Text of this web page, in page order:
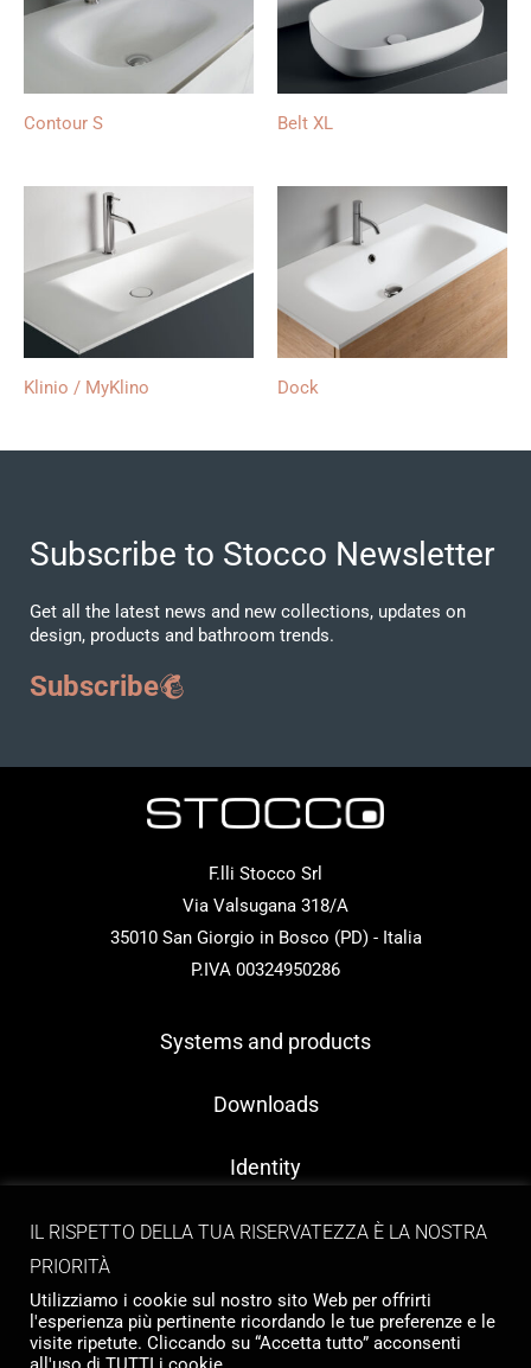
Contour S Belt XL
Klinio / MyKlino Dock
Subscribe to Stocco Newsletter
Get all the latest news and new collections, updates on
design, products and bathroom trends.
Subscribe
F.lli Stocco Srl
Via Valsugana 318/A
35010 San Giorgio in Bosco (PD) - Italia
P.IVA 00324950286
Systems and products
Downloads
Identity
Contacts
IL RISPETTO DELLA TUA RISERVATEZZA È LA NOSTRA
PRIORITÀ
Utilizziamo i cookie sul nostro sito Web per offrirti
l'esperienza più pertinente ricordando le tue preferenze e le
visite ripetute. Cliccando su “Accetta tutto” acconsenti